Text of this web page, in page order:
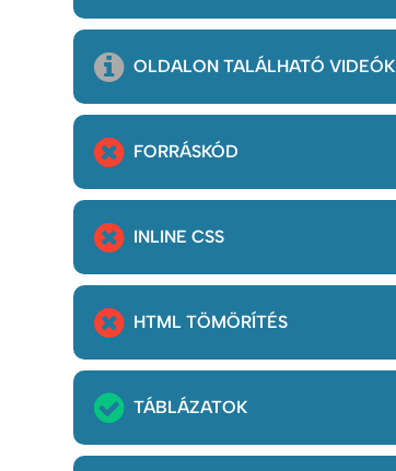
OLDALON TALÁLHATÓ VIDEÓK
FORRÁSKÓD
INLINE CSS
HTML TÖMÖRÍTÉS
TÁBLÁZATOK